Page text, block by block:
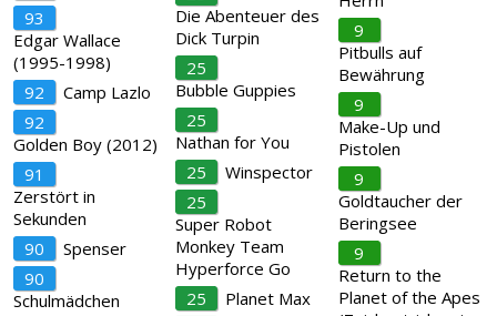
93
Edgar Wallace
(1995-1998)
92
Camp Lazlo
92
Golden Boy (2012)
91
Zerstört in
Sekunden
90
Spenser
90
Schulmädchen
Die Abenteuer des
Dick Turpin
25
Bubble Guppies
25
Nathan for You
25
Winspector
25
Super Robot
Monkey Team
Hyperforce Go
25
Planet Max
9
Pitbulls auf
Bewährung
9
Make-Up und
Pistolen
9
Goldtaucher der
Beringsee
9
Return to the
Planet of the Apes